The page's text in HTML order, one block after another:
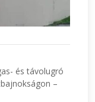
és távolugró
–